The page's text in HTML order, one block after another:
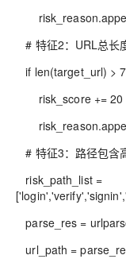
# 特征2：URL总长
if len(target_url) >
risk_score += 20
# 特征3：路径包含
risk_path_list =
parse_res =
url_path =